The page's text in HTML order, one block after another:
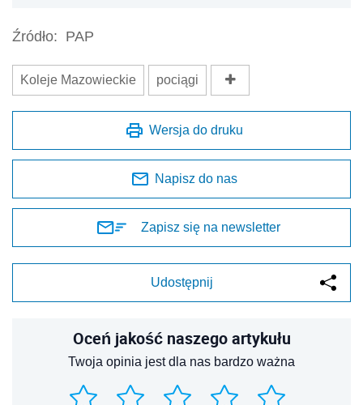
Źródło: PAP
Koleje Mazowieckie pociągi
Wersja do druku
Napisz do nas
Zapisz się na newsletter
Udostępnij
Oceń jakość naszego artykułu
Twoja opinia jest dla nas bardzo ważna